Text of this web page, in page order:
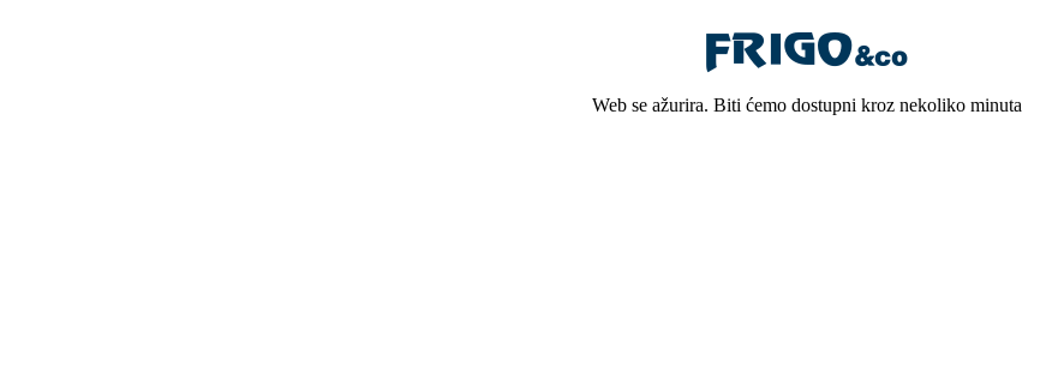
Web se ažurira. Biti ćemo dostupni kroz nekoliko minuta